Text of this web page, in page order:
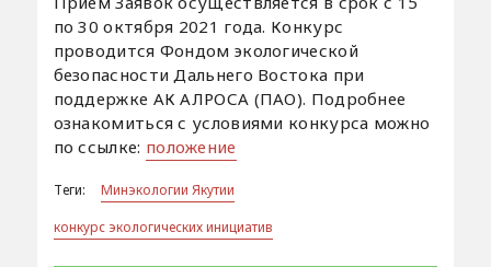
по 30 октября 2021 года. Конкурс
проводится Фондом экологической
безопасности Дальнего Востока при
поддержке АК АЛРОСА (ПАО). Подробнее
ознакомиться с условиями конкурса можно
по ссылке: положение
Теги:
​​​​​​​Минэкологии Якутии
конкурс экологических инициатив